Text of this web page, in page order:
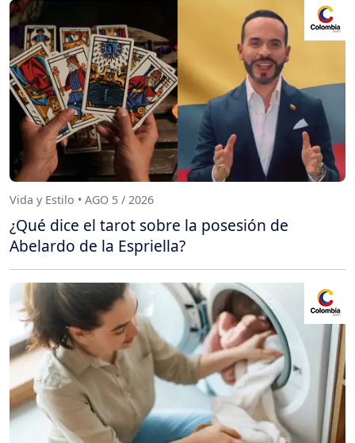
Vida y Estilo • AGO 5 / 2026
¿Qué dice el tarot sobre la posesión de
Abelardo de la Espriella?